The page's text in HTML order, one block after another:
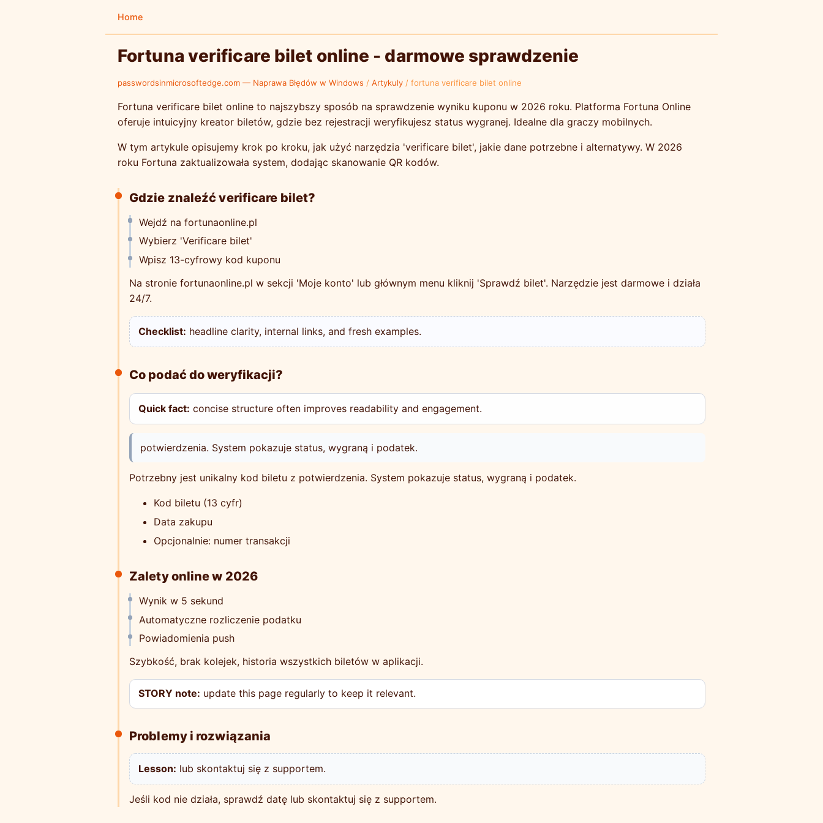
Home
Fortuna verificare bilet online - darmowe sprawdzenie
passwordsinmicrosoftedge.com — Naprawa Błędów w Windows / Artykuly / fortuna verificare bilet online
Fortuna verificare bilet online to najszybszy sposób na sprawdzenie wyniku kuponu w 2026 roku. Platforma Fortuna Online
oferuje intuicyjny kreator biletów, gdzie bez rejestracji weryfikujesz status wygranej. Idealne dla graczy mobilnych.
W tym artykule opisujemy krok po kroku, jak użyć narzędzia 'verificare bilet', jakie dane potrzebne i alternatywy. W 2026
roku Fortuna zaktualizowała system, dodając skanowanie QR kodów.
Gdzie znaleźć verificare bilet?
Wejdź na fortunaonline.pl
Wybierz 'Verificare bilet'
Wpisz 13-cyfrowy kod kuponu
Na stronie fortunaonline.pl w sekcji 'Moje konto' lub głównym menu kliknij 'Sprawdź bilet'. Narzędzie jest darmowe i działa
24/7.
Checklist: headline clarity, internal links, and fresh examples.
Co podać do weryfikacji?
Quick fact: concise structure often improves readability and engagement.
potwierdzenia. System pokazuje status, wygraną i podatek.
Potrzebny jest unikalny kod biletu z potwierdzenia. System pokazuje status, wygraną i podatek.
Kod biletu (13 cyfr)
Data zakupu
Opcjonalnie: numer transakcji
Zalety online w 2026
Wynik w 5 sekund
Automatyczne rozliczenie podatku
Powiadomienia push
Szybkość, brak kolejek, historia wszystkich biletów w aplikacji.
STORY note: update this page regularly to keep it relevant.
Problemy i rozwiązania
Lesson: lub skontaktuj się z supportem.
Jeśli kod nie działa, sprawdź datę lub skontaktuj się z supportem.